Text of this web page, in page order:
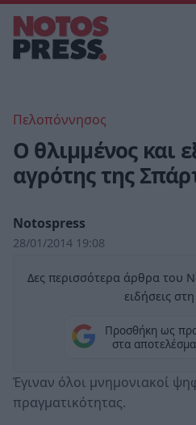
Πελοπόννησος
Ο θλιμμένος και
αγρότης της
Notospress
28/01/2014 19:08
Δες περισσότερα άρθρα του
ειδήσεις
Προσθήκη ως
στα
Έγιναν όλοι μνημονιακοί
πραγματικότητας.